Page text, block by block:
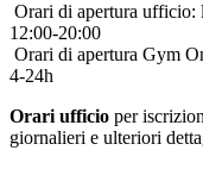
Orari di apertura
12:00-20:00
Orari di apertura Gym
4-24h
Orari ufficio per
giornalieri e ulteriori